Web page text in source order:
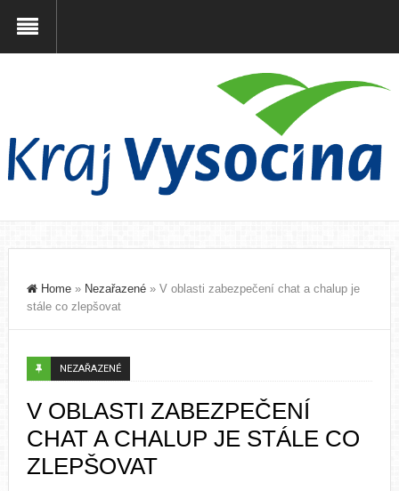
Home» Nezařazené» V oblasti zabezpečení chat a chalup je
stále co zlepšovat
NEZAŘAZENÉ
V OBLASTI ZABEZPEČENÍ
CHAT A CHALUP JE STÁLE CO
ZLEPŠOVAT